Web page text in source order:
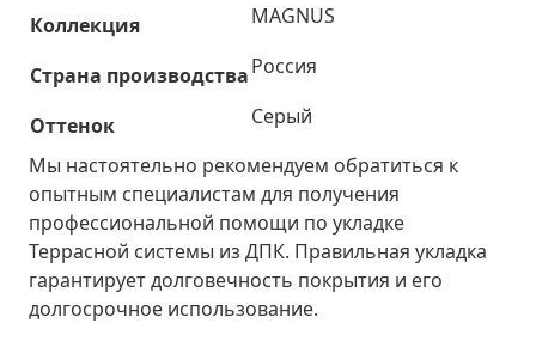
Коллекция MAGNUS
Страна производстваРоссия
Оттенок
Серый
Мы настоятельно рекомендуем обратиться к
опытным специалистам для получения
профессиональной помощи по укладке
Террасной системы из ДПК. Правильная укладка
гарантирует долговечность покрытия и его
долгосрочное использование.